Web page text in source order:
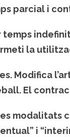
parcial i
temps
la
Modifica
El
modalitats
i